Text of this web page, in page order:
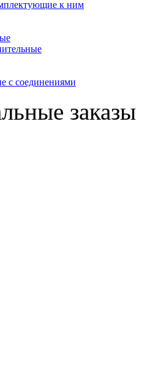
к ним
с соединениями
заказы